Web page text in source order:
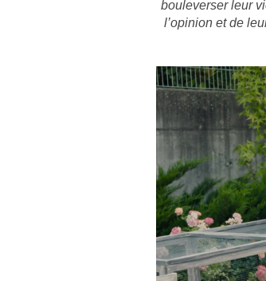
bouleverser leur
l’opinion et de